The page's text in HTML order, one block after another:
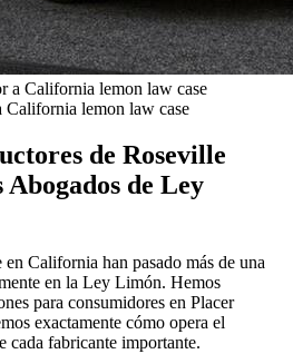
de Roseville
Abogados de Ley
California han pasado más de una
en la Ley Limón. Hemos
para consumidores en Placer
exactamente cómo opera el
cada fabricante importante.